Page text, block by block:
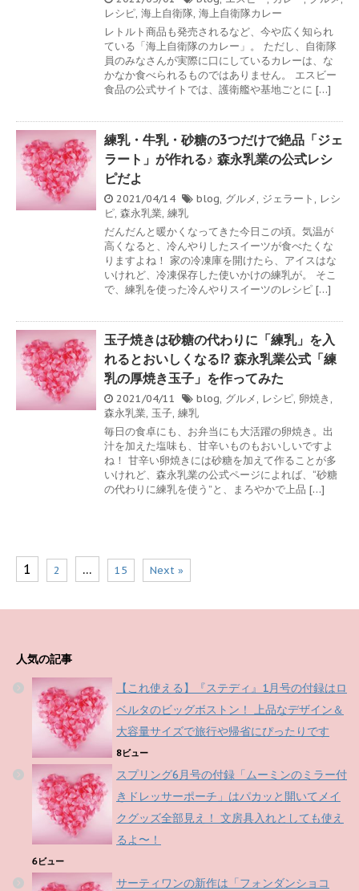
レシピ, 海上自衛隊, 海上自衛隊カレー
レトルト商品も発売されるなど、今や広く知られ
ている「海上自衛隊のカレー」。 ただし、自衛隊
員のみなさんが実際に口にしているカレーは、な
かなか食べられるものではありません。 エスビー
食品の公式サイトでは、護衛艦や基地ごとに […]
練乳・牛乳・砂糖の3つだけで絶品「ジェ
ラート」が作れる♪ 森永乳業の公式レシ
ピだよ
2021/04/14 blog, グルメ, ジェラート , レシ
ピ, 森永乳業, 練乳
だんだんと暖かくなってきた今日この頃。気温が
高くなると、冷んやりしたスイーツが食べたくな
りますよね！ 家の冷凍庫を開けたら、アイスはな
いけれど、冷凍保存した使いかけの練乳が。 そこ
で、練乳を使った冷んやりスイーツのレシピ […]
玉子焼きは砂糖の代わりに「練乳」を入
れるとおいしくなる!? 森永乳業公式「練
乳の厚焼き玉子」を作ってみた
2021/04/11 blog, グルメ, レシピ, 卵焼き ,
森永乳業, 玉子, 練乳
毎日の食卓にも、お弁当にも大活躍の卵焼き。出
汁を加えた塩味も、甘辛いものもおいしいですよ
ね！ 甘辛い卵焼きには砂糖を加えて作ることが多
いけれど、森永乳業の公式ページによれば、“砂糖
の代わりに練乳を使う”と、まろやかで上品 […]
1 2 … 15 Next »
人気の記事
【これ使える】『ステディ』1月号の付録はロ
ベルタのビッグボストン！ 上品なデザイン＆
大容量サイズで旅行や帰省にぴったりです
8ビュー
スプリング6月号の付録「ムーミンのミラー付
きドレッサーポーチ」はパカッと開いてメイ
クグッズ全部見え！ 文房具入れとしても使え
るよ〜！
6ビュー
サーティワンの新作は「フォンダンショコ